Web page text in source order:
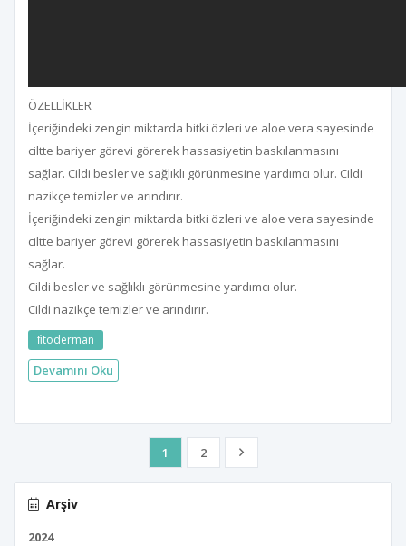
Arşiv
2024
ÖZELLİKLER
İçeriğindeki zengin miktarda bitki özleri ve aloe vera sayesinde
ciltte bariyer görevi görerek hassasiyetin baskılanmasını
sağlar. Cildi besler ve sağlıklı görünmesine yardımcı olur. Cildi
nazikçe temizler ve arındırır.
İçeriğindeki zengin miktarda bitki özleri ve aloe vera sayesinde
ciltte bariyer görevi görerek hassasiyetin baskılanmasını
sağlar.
Cildi besler ve sağlıklı görünmesine yardımcı olur.
Cildi nazikçe temizler ve arındırır.
fi̇toderman
Devamını Oku
1 2